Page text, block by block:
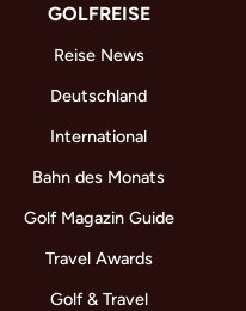
GOLFREISE
Reise News
Deutschland
International
Bahn des Monats
Golf Magazin Guide
Travel Awards
Golf & Travel